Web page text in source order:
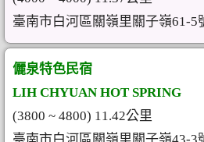
臺南市白河區關嶺里關子嶺61-5
儷泉特色民宿
LIH CHYUAN HOT SPRING
(3800 ~ 4800) 11.42公里